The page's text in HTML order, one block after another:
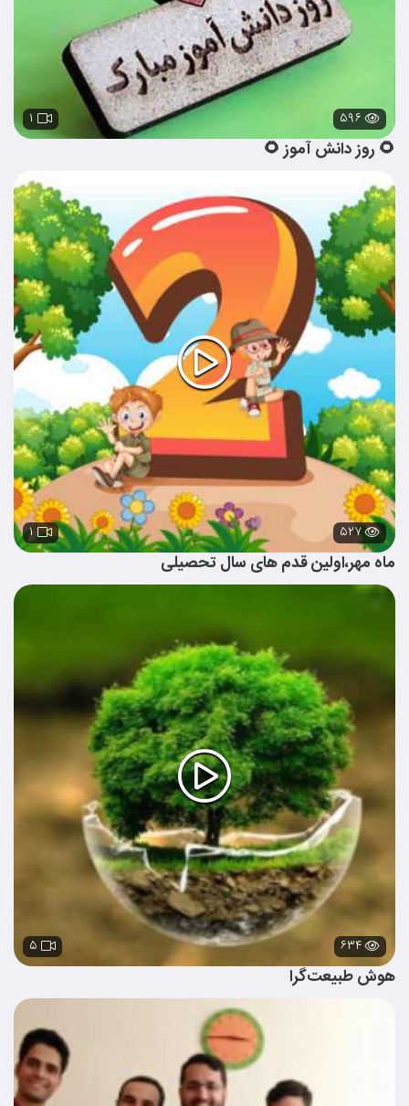
۵۹۶ ۱
🌻 روز دانش آموز 🌻
۵۲۷ ۱
ماه مهر،اولین قدم های سال تحصیلی
۶۳۴ ۵
هوش طبیعت‌گرا